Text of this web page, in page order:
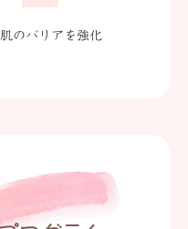
肌のバリアを強化